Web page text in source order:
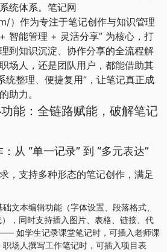
统体系。笔记网
）作为专注于笔记创作与知识管理
智能管理 + 灵活分享” 为核心，打
到知识沉淀、协作分享的全流程解
场人，还是团队用户，都能借助其
统整理、便捷复用”，让笔记真正成
助力。
能：全链路赋能，破解笔记
从 “单一记录” 到 “多元表达”
，支持多种形态的笔记创作，满足
础文本编辑功能（字体设置、段落格式、
，同时支持插入图片、表格、链接、代
如学生记录课堂笔记时，可插入老师课
场人撰写工作笔记时，可插入项目表